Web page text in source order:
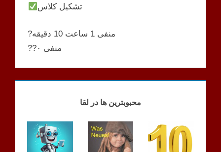
تشکیل کلاس
?منفی 1 ساعت 10 دقیقه
??منفی ۰
محبوبترین ها در لقا